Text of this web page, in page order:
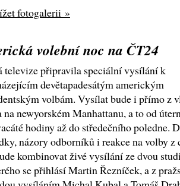
fotogalerii »
volební noc na ČT24
televize připravila speciální vysílání k
devětapadesátým americkým
volbám. Vysílat bude i přímo z
na newyorském Manhattanu, a to od
hodiny až do středečního poledne.
názory odborníků i reakce na volby
kombinovat živé vysílání ze dvou
se přihlásí Martin Řezníček, a z